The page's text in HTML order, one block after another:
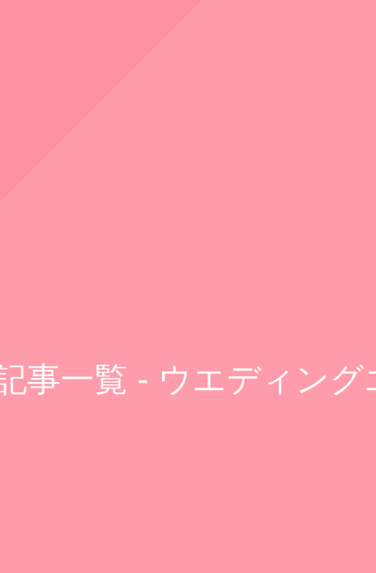
事一覧 - ウエディン